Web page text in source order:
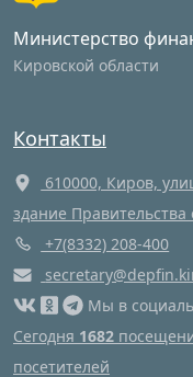
Министерство
Кировской области
Контакты
610000, Киров,
здание
+7(8332) 208-400
Мы в
Сегодня 1682
посетителей